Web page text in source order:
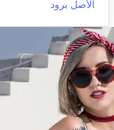
الأصل برود